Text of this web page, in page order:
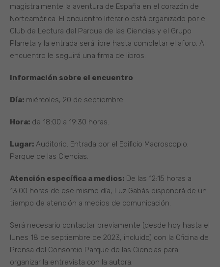
magistralmente la aventura de España en el corazón de
Norteamérica. El encuentro literario está organizado por el
Club de Lectura del Parque de las Ciencias y el Grupo
Planeta y la entrada será libre hasta completar el aforo. Al
encuentro le seguirá una firma de libros.
Información sobre el encuentro
Día: miércoles, 20 de septiembre.
Hora: de 18:00 a 19:30 horas.
Lugar: Auditorio. Entrada por el Edificio Macroscopio.
Parque de las Ciencias.
Atención específica a medios: De las 12:15 horas a
13:00 horas de ese mismo día, Luz Gabás dispondrá de un
tiempo de atención a medios de comunicación.
Será necesario contactar previamente (desde hoy hasta el
lunes 18 de septiembre de 2023, incluido) con la Oficina de
Prensa del Consorcio Parque de las Ciencias para
organizar la entrevista con la autora.